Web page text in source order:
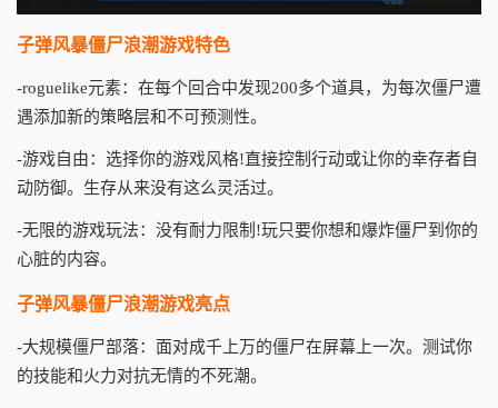
子弹风暴僵尸浪潮游戏特色
-roguelike元素：在每个回合中发现200多个道具，为每次僵尸遭
遇添加新的策略层和不可预测性。
-游戏自由：选择你的游戏风格!直接控制行动或让你的幸存者自
动防御。生存从来没有这么灵活过。
-无限的游戏玩法：没有耐力限制!玩只要你想和爆炸僵尸到你的
心脏的内容。
子弹风暴僵尸浪潮游戏亮点
-大规模僵尸部落：面对成千上万的僵尸在屏幕上一次。测试你
的技能和火力对抗无情的不死潮。